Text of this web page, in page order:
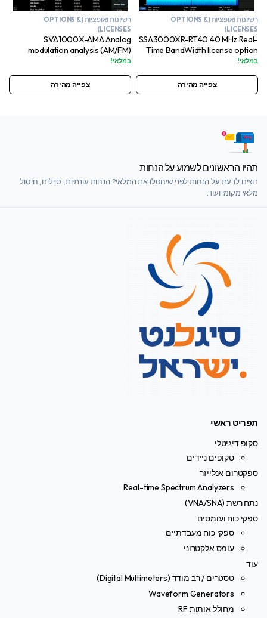
רשיונות ואופציות (OPTIONS &
LICENSES)
SSA3000XR-RT40 40 MHz Real-
Time BandWidth license option
במלאי!
צפייה מהירה
רשיונות ואופציות (OPTIONS &
LICENSES)
SVA1000X-AMA Analog
modulation analysis (AM/FM)
license option
במלאי!
צפייה מהירה
תהיו הראשונים לשמוע על הנחות
רוצים לדעת על הנחות לפני שיחסלו את המלאי? הנחות עונתיות, סיילים, חיסול
מלאי מקומי ועוד.
תפריט ראשי
סקופ דיגיטלי
סקופים ניידים
ספקטרום אנלייזר
Real-time Spectrum Analyzers
נתח רשת (VNA/SNA)
ספקי כוח ועומסים
ספקי כוח מעבדתיים
עומס אלקטרוני
עוד
טסטרים / רב מודד (Digital Multimeters)
Waveform Generators
מחולל אותות RF